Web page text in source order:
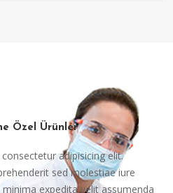
Özel Ürünler
adipisicing elit.
sed molestiae iure
expedita velit assumenda